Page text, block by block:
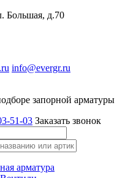
Большая, д.70
info@evergr.ru
запорной арматуры
51-03 Заказать звонок
арматура